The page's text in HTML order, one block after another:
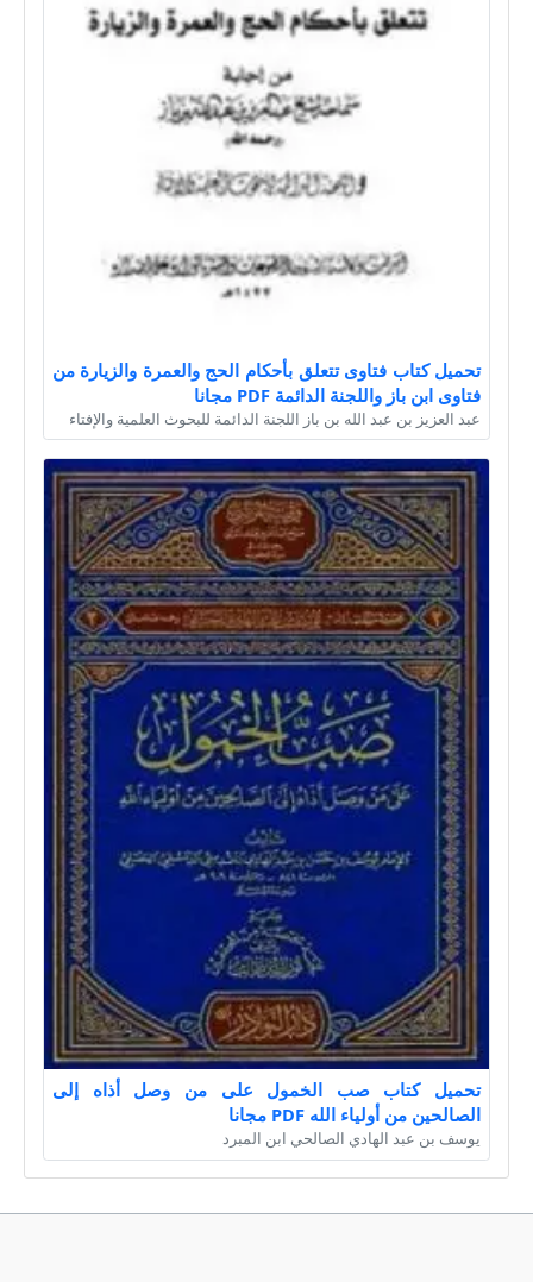
تحميل كتاب فتاوى تتعلق بأحكام الحج والعمرة والزيارة من
فتاوى ابن باز واللجنة الدائمة PDF مجانا
عبد العزيز بن عبد الله بن باز اللجنة الدائمة للبحوث العلمية والإفتاء
تحميل كتاب صب الخمول على من وصل أذاه إلى
الصالحين من أولياء الله PDF مجانا
يوسف بن عبد الهادي الصالحي ابن المبرد